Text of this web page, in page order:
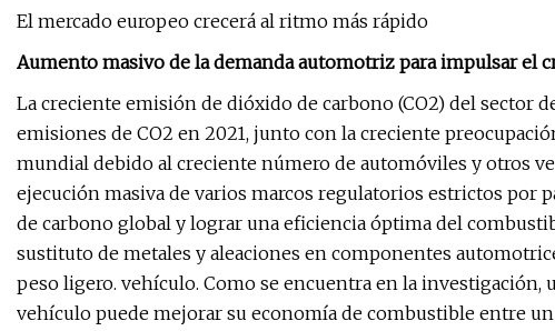
El mercado europeo crecerá al ritmo más rápido
Aumento masivo de la demanda automotriz para impulsar el
La creciente emisión de dióxido de carbono (CO2) del sector
emisiones de CO2 en 2021, junto con la creciente
mundial debido al creciente número de automóviles y otros
ejecución masiva de varios marcos regulatorios estrictos por
de carbono global y lograr una eficiencia óptima del
sustituto de metales y aleaciones en componentes
peso ligero. vehículo. Como se encuentra en la investigación,
vehículo puede mejorar su economía de combustible entre